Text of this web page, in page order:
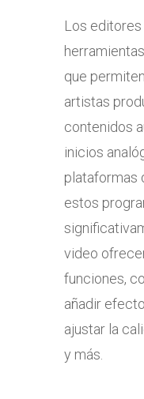
Los
que
artistas
contenidos
inicios
plataformas
estos
video
funciones,
añadir
ajustar la
y más.